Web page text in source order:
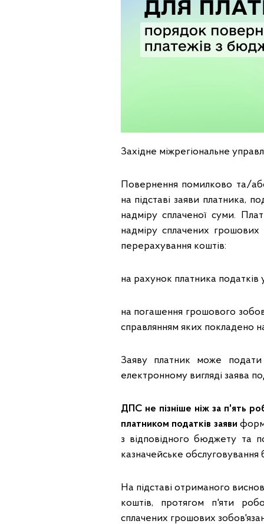
Західне міжрегіональне
Повернення помилково та/
на підставі заяви платника,
надміру сплаченої суми.
надміру сплачених грошових
перерахування коштів:
на рахунок платника
на погашення грошового
справлянням яких покладено
Заяву платник може
електронному вигляді заява
ДПС не пізніше ніж за п'ять
платником податків заяви
з відповідного бюджету та
казначейське
На підставі отриманого
коштів, протягом п'яти
сплачених грошових